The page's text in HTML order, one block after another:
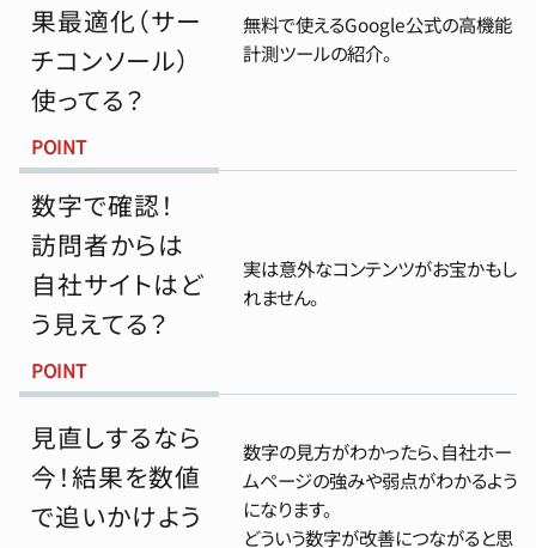
果最適化（サー
チコンソール）
使ってる？
POINT
無料で使えるGoogle公式の高機能
計測ツールの紹介。
数字で確認！
訪問者からは
自社サイトはど
う見えてる？
POINT
実は意外なコンテンツがお宝かもし
れません。
見直しするなら
今！結果を数値
で追いかけよう
数字の見方がわかったら、自社ホー
ムページの強みや弱点がわかるよう
になります。
どういう数字が改善につながると思